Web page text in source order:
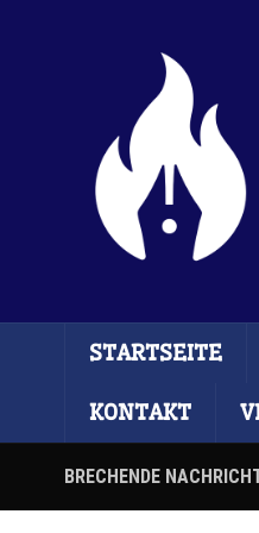
STARTSEITE
KONTAKT
BRECHENDE Ceuta: